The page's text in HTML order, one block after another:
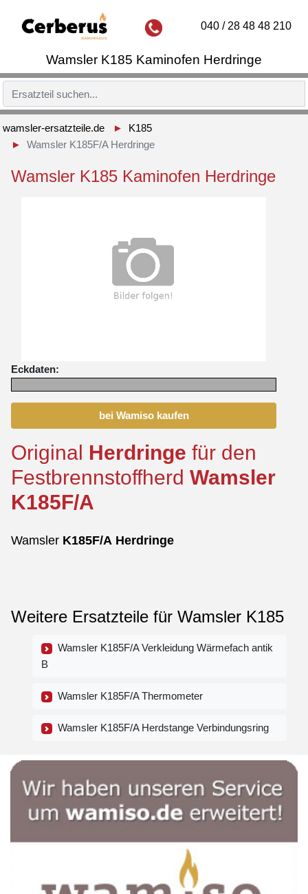
Wamsler K185 Kaminofen Herdringe
040 / 28 48 48 210
wamsler-ersatzteile.de
K185
Wamsler K185F/A Herdringe
Wamsler K185 Kaminofen Herdringe
Eckdaten:
bei Wamiso kaufen
Original Herdringe für den
Festbrennstoffherd Wamsler
K185F/A
Wamsler K185F/A Herdringe
Weitere Ersatzteile für Wamsler K185
Wamsler K185F/A Verkleidung Wärmefach antik
B
Wamsler K185F/A Thermometer
Wamsler K185F/A Herdstange Verbindungsring